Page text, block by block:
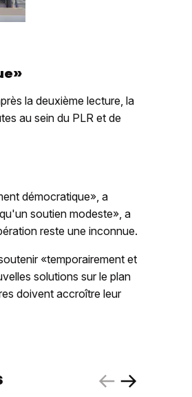
la deuxième lecture, la
au sein du PLR et de
démocratique», a
soutien modeste», a
reste une inconnue.
«temporairement et
solutions sur le plan
doivent accroître leur